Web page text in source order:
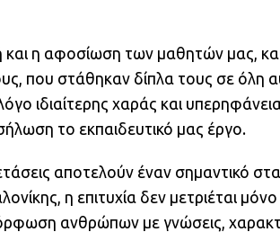
και η αφοσίωση των μαθητών μας,
που στάθηκαν δίπλα τους σε όλη
ιδιαίτερης χαράς και
το εκπαιδευτικό μας έργο.
αποτελούν έναν σημαντικό
η επιτυχία δεν μετριέται
ανθρώπων με γνώσεις,